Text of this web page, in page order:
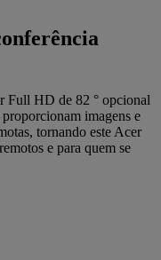
Full HD de 82 ° opcional
imagens e
tornando este Acer
e para quem se